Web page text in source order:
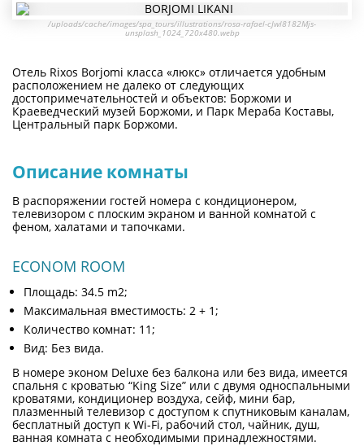
/uploads/cache/images/spa_tours/illustrations/rosa-rafael-cJwl8182Mjs-
unsplash_1024_720x480.webp
Отель Rixos Borjomi класса «люкс» отличается удобным
расположением не далеко от следующих
достопримечательностей и объектов: Боржоми и
Краеведческий музей Боржоми, и Парк Мераба Коставы,
Центральный парк Боржоми.
Описание комнаты
В распоряжении гостей номера с кондиционером,
телевизором с плоским экраном и ванной комнатой с
феном, халатами и тапочками.
ECONOM ROOM
Площадь: 34.5 m2;
Максимальная вместимость: 2 + 1;
Количество комнат: 11;
Вид: Без вида.
В номере эконом Deluxe без балкона или без вида, имеется
спальня с кроватью “King Size” или c двумя односпальными
кроватями, кондиционер воздуха, сейф, мини бар,
плазменный телевизор с доступом к спутниковым каналам,
бесплатный доступ к Wi-Fi, рабочий стол, чайник, душ,
ванная комната с необходимыми принадлежностями.